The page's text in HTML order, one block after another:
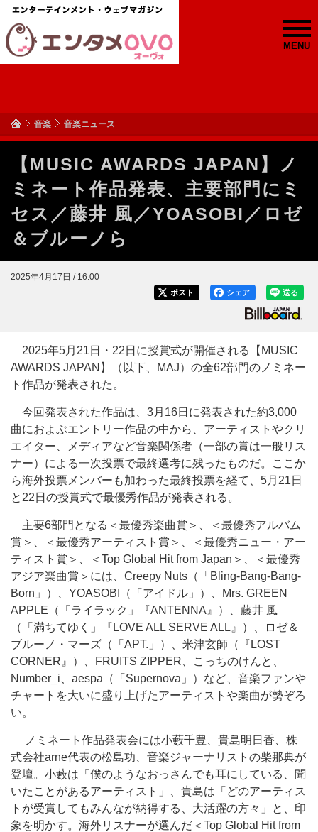
MENU
音楽 音楽ニュース
【MUSIC AWARDS JAPAN】ノ
ミネート作品発表、主要部門にミ
セス／藤井 風／YOASOBI／ロゼ
＆ブルーノら
2025年4月17日 / 16:00
送る
シェア
ポスト
2025年5月21日・22日に授賞式が開催される【MUSIC
AWARDS JAPAN】（以下、MAJ）の全62部門のノミネー
ト作品が発表された。
今回発表された作品は、3月16日に発表された約3,000
曲におよぶエントリー作品の中から、アーティストやクリ
エイター、メディアなど音楽関係者（一部の賞は一般リス
ナー）による一次投票で最終選考に残ったものだ。ここか
ら海外投票メンバーも加わった最終投票を経て、5月21日
と22日の授賞式で最優秀作品が発表される。
主要6部門となる＜最優秀楽曲賞＞、＜最優秀アルバム
賞＞、＜最優秀アーティスト賞＞、＜最優秀ニュー・アー
ティスト賞＞、＜Top Global Hit from Japan＞、＜最優秀
アジア楽曲賞＞には、Creepy Nuts（「Bling-Bang-Bang-
Born」）、YOASOBI（「アイドル」）、Mrs. GREEN
APPLE（「ライラック」『ANTENNA』）、藤井 風
（「満ちてゆく」『LOVE ALL SERVE ALL』）、ロゼ＆
ブルーノ・マーズ（「APT.」）、米津玄師（『LOST
CORNER』）、FRUITS ZIPPER、こっちのけんと、
Number_i、aespa（「Supernova」）など、音楽ファンや
チャートを大いに盛り上げたアーティストや楽曲が勢ぞろ
い。
ノミネート作品発表会には小藪千豊、貴島明日香、株
式会社arne代表の松島功、音楽ジャーナリストの柴那典が
登壇。小藪は「僕のようなおっさんでも耳にしている、聞
いたことがあるアーティスト」、貴島は「どのアーティス
トが受賞してもみんなが納得する、大活躍の方々」と、印
象を明かす。海外リスナーが選んだ＜Top Global Hit from